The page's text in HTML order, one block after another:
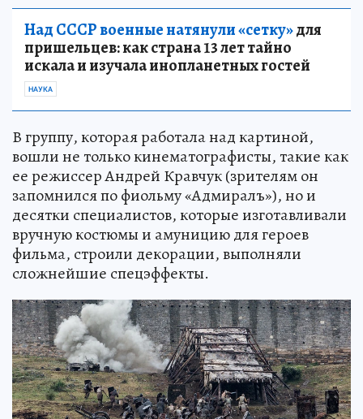
Над СССР военные натянули «сетку»для
пришельцев: как страна 13 лет тайно
искала и изучала инопланетных гостей
НАУКА
В группу, которая работала над картиной,
вошли не только кинематографисты, такие как
ее режиссер Андрей Кравчук (зрителям он
запомнился по фиольму «Адмиралъ»), но и
десятки специалистов, которые изготавливали
вручную костюмы и амуницию для героев
фильма, строили декорации, выполняли
сложнейшие спецэффекты.